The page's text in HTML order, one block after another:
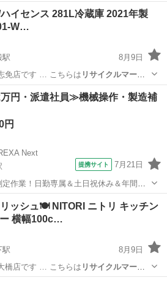
本駅 その他 エギ
イセンス 281L冷蔵庫 2021年製
W…
駅
8月9日
志免店です … こちらは リサイクルマート
ート志免店では、… *** 《リサイクルマ
サイクルマート志免店 … 相談...
キッチン家電 リサイクルマート
円・派遣社員≫機械操作・製造補
円
Next
提携サイト 7月21日
作業！日勤専属＆土日祝休み＆年間休
業★マイカー通勤OK＆無料駐車場あり
あり！《茨城県常陸大宮市》 人気の
工...
駅
ッシュ🍽️ NITORI ニトリ キッチン
横幅100c…
駅
8月9日
大橋店です … こちらは リサイクルマート
ルマート大橋店では、… 索♪↓ 《リサイ